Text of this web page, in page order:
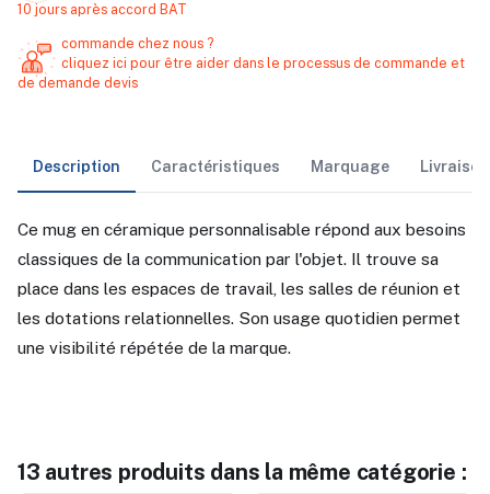
10 jours après accord BAT
commande chez nous ?
cliquez ici pour être aider dans le processus de commande et
de demande devis
Description Caractéristiques Marquage
Ce mug en céramique personnalisable répond aux besoins
classiques de la communication par l'objet. Il trouve sa
place dans les espaces de travail, les salles de réunion et
les dotations relationnelles. Son usage quotidien permet
une visibilité répétée de la marque.
13 autres produits dans la même catégorie :